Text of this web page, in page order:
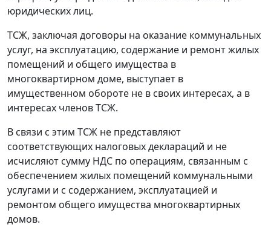
юридических лиц.
ТСЖ, заключая договоры на оказание коммунальных
услуг, на эксплуатацию, содержание и ремонт жилых
помещений и общего имущества в
многоквартирном доме, выступает в
имущественном обороте не в своих интересах, а в
интересах членов ТСЖ.
В связи с этим ТСЖ не представляют
соответствующих налоговых деклараций и не
исчисляют сумму НДС по операциям, связанным с
обеспечением жилых помещений коммунальными
услугами и с содержанием, эксплуатацией и
ремонтом общего имущества многоквартирных
домов.